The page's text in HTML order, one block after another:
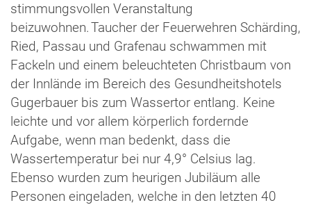
stimmungsvollen Veranstaltung
beizuwohnen.Taucher der Feuerwehren Schärding,
Ried, Passau und Grafenau schwammen mit
Fackeln und einem beleuchteten Christbaum von
der Innlände im Bereich des Gesundheitshotels
Gugerbauer bis zum Wassertor entlang. Keine
leichte und vor allem körperlich fordernde
Aufgabe, wenn man bedenkt, dass die
Wassertemperatur bei nur 4,9° Celsius lag.
Ebenso wurden zum heurigen Jubiläum alle
Personen eingeladen, welche in den letzten 40